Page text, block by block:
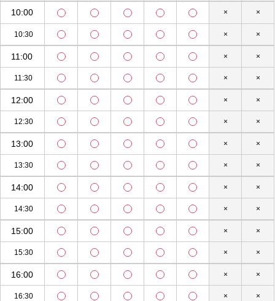
10:00
10:30
11:00
11:30
12:00
12:30
13:00
13:30
14:00
14:30
15:00
15:30
16:00
16:30
×
×
×
×
×
×
×
×
×
×
×
×
×
×
×
×
×
×
×
×
×
×
×
×
×
×
×
×